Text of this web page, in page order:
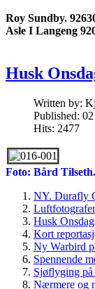
Roy Sundby.
Asle I Langeng
Husk
Written by:
Published:
Hits: 2477
Foto: Bård
NY. Durafly
Husk
Kort
Ny Warbird
Spennende
Sjøflyging
Nærmere og